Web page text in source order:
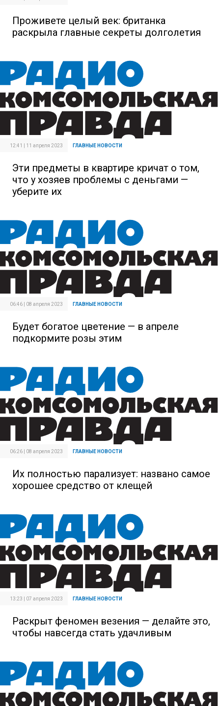
Проживете целый век: британка
раскрыла главные секреты долголетия
12:41 | 11 апреля 2023 ГЛАВНЫЕ НОВОСТИ
Эти предметы в квартире кричат о том,
что у хозяев проблемы с деньгами —
уберите их
06:46 | 08 апреля 2023 ГЛАВНЫЕ НОВОСТИ
Будет богатое цветение — в апреле
подкормите розы этим
06:26 | 08 апреля 2023 ГЛАВНЫЕ НОВОСТИ
Их полностью парализует: названо самое
хорошее средство от клещей
13:23 | 07 апреля 2023 ГЛАВНЫЕ НОВОСТИ
Раскрыт феномен везения — делайте это,
чтобы навсегда стать удачливым